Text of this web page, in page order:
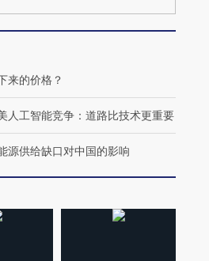
来的价格？
人工智能竞争：道路比技术更重要
源供给缺口对中国的影响